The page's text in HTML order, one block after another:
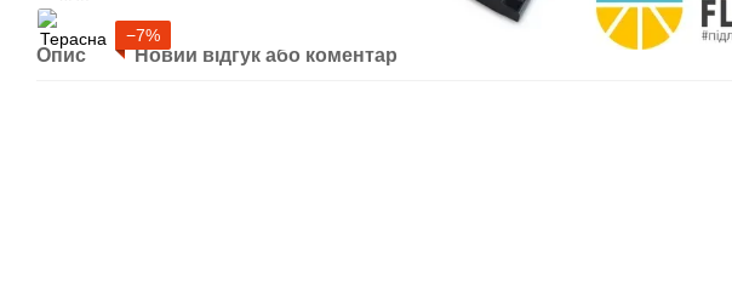
−7%
Опис Новий відгук або коментар